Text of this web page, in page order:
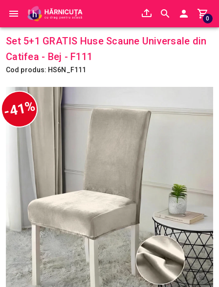
0
Set 5+1 GRATIS Huse Scaune Universale din
Catifea - Bej - F111
Cod produs: HS6N_F111
-41%